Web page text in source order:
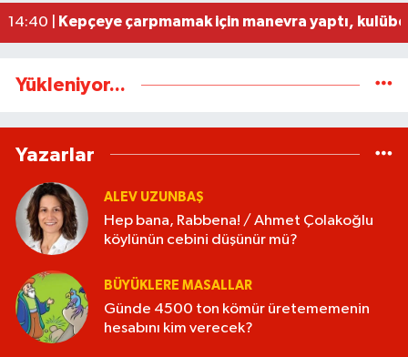
14:40 |
Kepçeye çarpmamak için manevra yaptı,
Yükleniyor...
Yazarlar
ALEV UZUNBAŞ
Hep bana, Rabbena! / Ahmet Çolakoğlu
köylünün cebini düşünür mü?
BÜYÜKLERE MASALLAR
Günde 4500 ton kömür üretememenin
hesabını kim verecek?